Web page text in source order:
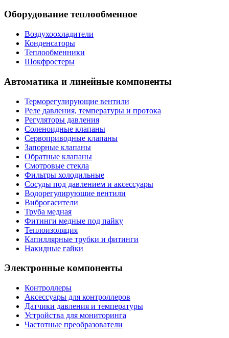
Оборудование теплообменное
Воздухоохладители
Конденсаторы
Теплообменники
Шокфростеры
Автоматика и линейные компоненты
Терморегулирующие вентили
Реле давления, температуры и протока
Регуляторы давления
Соленоидные клапаны
Сервоприводные клапаны
Запорные клапаны
Обратные клапаны
Смотровые стекла
Фильтры холодильные
Сосуды под давлением и аксессуары
Водорегулирующие вентили
Виброгасители
Труба медная
Фитинги медные под пайку
Теплоизоляция
Капиллярные трубки и фитинги
Накидные гайки
Электронные компоненты
Контроллеры
Аксессуары для контроллеров
Датчики давления и температуры
Устройства для мониторинга
Частотные преобразователи